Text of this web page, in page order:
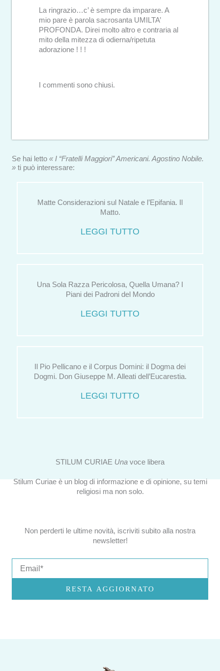
La ringrazio…c’ è sempre da imparare. A
mio pare è parola sacrosanta UMILTA’
PROFONDA. Direi molto altro e contraria al
mito della mitezza di odierna/ripetuta
adorazione ! ! !
I commenti sono chiusi.
Se hai letto « I “Fratelli Maggiori” Americani. Agostino Nobile.
» ti può interessare:
Matte Considerazioni sul Natale e l’Epifania. Il
Matto.
LEGGI TUTTO
Una Sola Razza Pericolosa, Quella Umana? I
Piani dei Padroni del Mondo
LEGGI TUTTO
Il Pio Pellicano e il Corpus Domini: il Dogma dei
Dogmi. Don Giuseppe M. Alleati dell’Eucarestia.
LEGGI TUTTO
STILUM CURIAE Una voce libera
Stilum Curiae è un blog di informazione e di opinione, su temi
religiosi ma non solo.
Non perderti le ultime novità, iscriviti subito alla nostra
newsletter!
RESTA AGGIORNATO